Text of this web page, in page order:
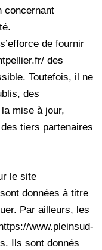
concernant
de fournir
des
Toutefois, il ne
des
mise à jour,
tiers partenaires
le site
données à titre
Par ailleurs, les
www.pleinsud-
Ils sont donnés